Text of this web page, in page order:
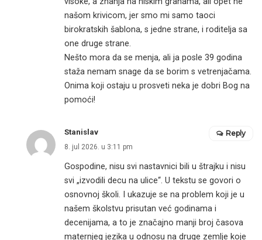
našom krivicom, jer smo mi samo taoci
birokratskih šablona, s jedne strane, i roditelja sa
one druge strane.
Nešto mora da se menja, ali ja posle 39 godina
staža nemam snage da se borim s vetrenjačama.
Onima koji ostaju u prosveti neka je dobri Bog na
pomoći!
Stanislav
8. jul 2026. u 3:11 pm
Gospodine, nisu svi nastavnici bili u štrajku i nisu
svi „izvodili decu na ulice“. U tekstu se govori o
osnovnoj školi. I ukazuje se na problem koji je u
našem školstvu prisutan već godinama i
decenijama, a to je značajno manji broj časova
maternjeg jezika u odnosu na druge zemlje koje
Reply